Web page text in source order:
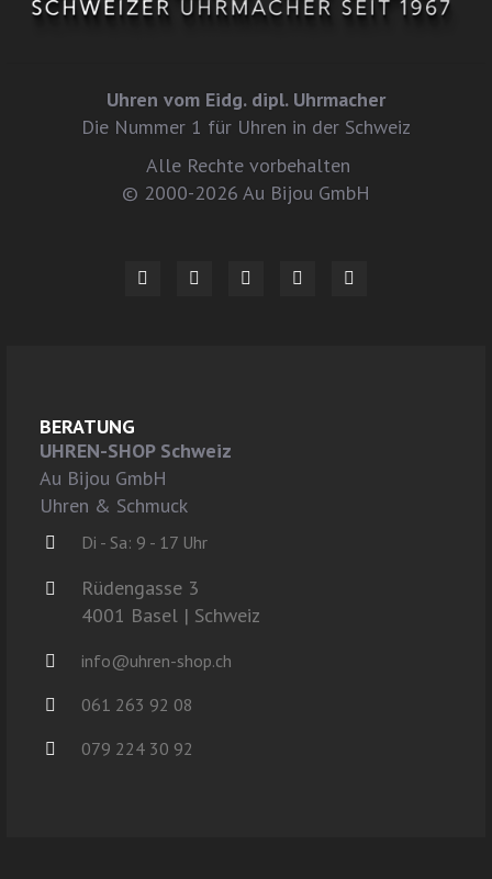
Uhren vom Eidg. dipl. Uhrmacher
Die Nummer 1 für Uhren in der Schweiz
Alle Rechte vorbehalten
© 2000-2026 Au Bijou GmbH
BERATUNG
UHREN-SHOP Schweiz
Au Bijou GmbH
Uhren & Schmuck
Di - Sa: 9 - 17 Uhr
Rüdengasse 3
4001 Basel | Schweiz
info@uhren-shop.ch
061 263 92 08
079 224 30 92